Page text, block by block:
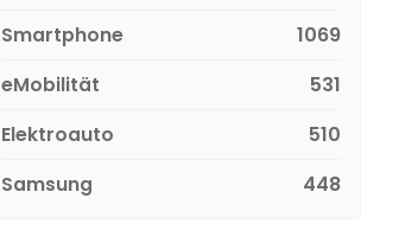
Smartphone
1069
eMobilität
531
Elektroauto
510
Samsung
448